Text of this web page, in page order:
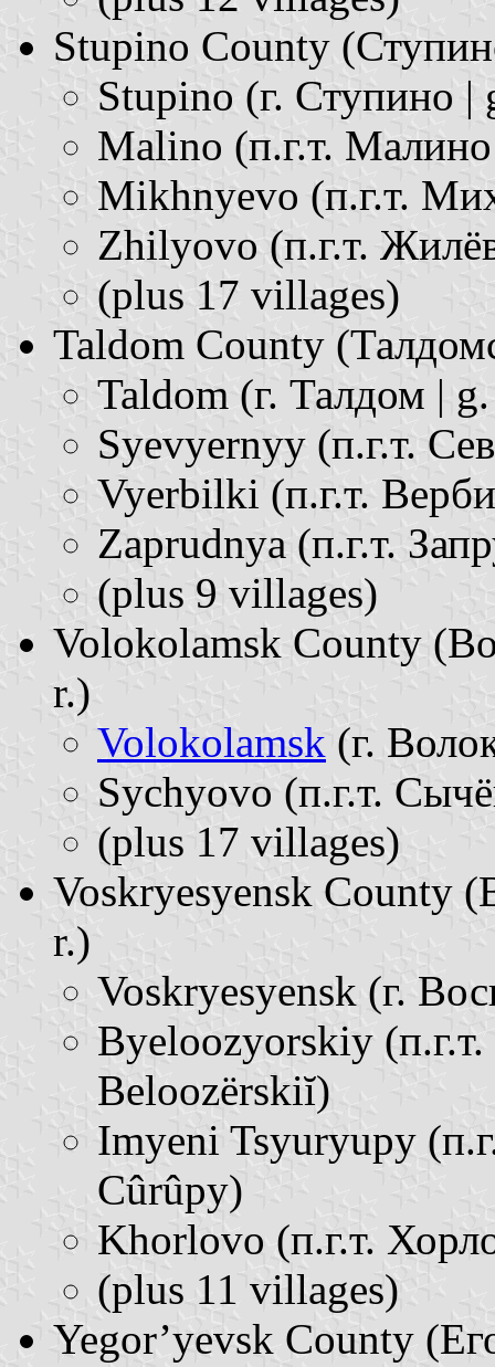
Stupino County
Stupino (г. Ступино |
Malino (п.г.т.
Mikhnyevo (п.г.т.
Zhilyovo (п.г.т.
(plus 17 villages)
Taldom County
Taldom (г. Талдом |
Syevyernyy (п.г.т.
Vyerbilki (п.г.т.
Zaprudnya (п.г.т.
(plus 9 villages)
Volokolamsk County
r.)
Volokolamsk (г.
Sychyovo (п.г.т.
(plus 17 villages)
Voskryesyensk County
r.)
Voskryesyensk (г.
Byeloozyorskiy
Beloozërskiĭ)
Imyeni Tsyuryupy
Cûrûpy)
Khorlovo (п.г.т.
(plus 11 villages)
Yegor’yevsk County